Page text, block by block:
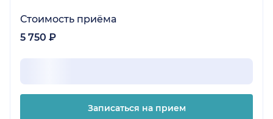
Стоимость приёма
5 750 ₽
Записаться на прием